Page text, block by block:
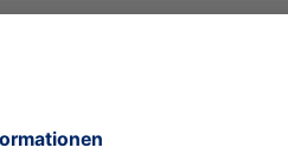
NIOSH 42 CFR Part 84